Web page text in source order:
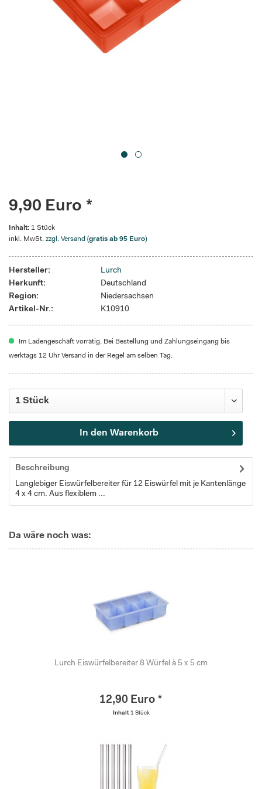
9,90 Euro *
Inhalt: 1 Stück
inkl. MwSt. zzgl. Versand (gratis ab 95 Euro)
Hersteller:
Lurch
Herkunft:
Deutschland
Region:
Niedersachsen
Artikel-Nr.:
K10910
Im Ladengeschäft vorrätig. Bei Bestellung und Zahlungseingang bis
werktags 12 Uhr Versand in der Regel am selben Tag.
In den Warenkorb
Beschreibung
Langlebiger Eiswürfelbereiter für 12 Eiswürfel mit je Kantenlänge
4 x 4 cm. Aus flexiblem ...
Da wäre noch was:
Lurch Eiswürfelbereiter 8 Würfel à 5 x 5 cm
12,90 Euro *
Inhalt 1 Stück